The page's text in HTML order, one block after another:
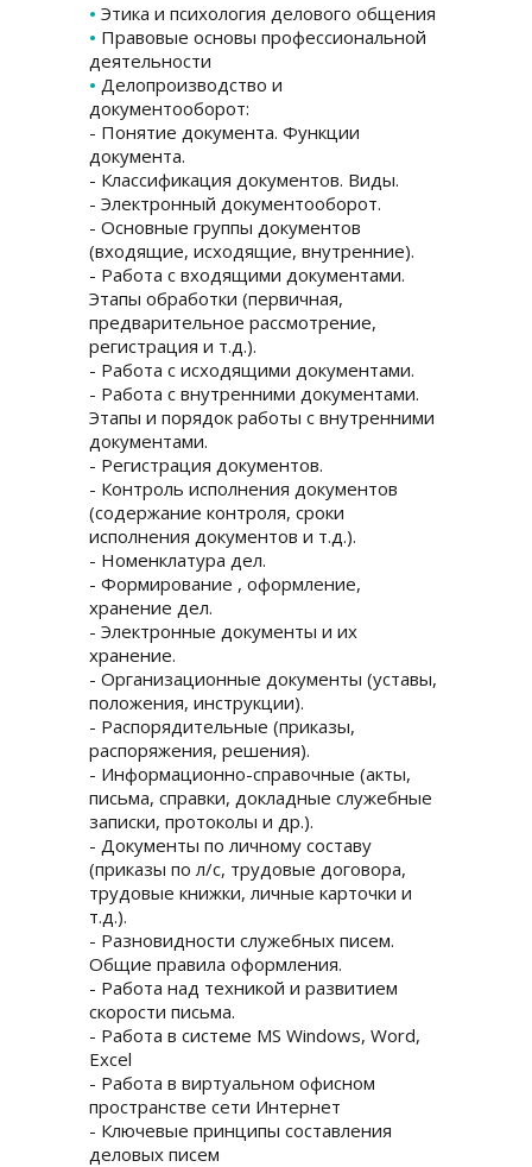
• Этика и психология делового общения
• Правовые основы профессиональной
деятельности
• Делопроизводство и
документооборот:
- Понятие документа. Функции
документа.
- Классификация документов. Виды.
- Электронный документооборот.
- Основные группы документов
(входящие, исходящие, внутренние).
- Работа с входящими документами.
Этапы обработки (первичная,
предварительное рассмотрение,
регистрация и т.д.).
- Работа с исходящими документами.
- Работа с внутренними документами.
Этапы и порядок работы с внутренними
документами.
- Регистрация документов.
- Контроль исполнения документов
(содержание контроля, сроки
исполнения документов и т.д.).
- Номенклатура дел.
- Формирование , оформление,
хранение дел.
- Электронные документы и их
хранение.
- Организационные документы (уставы,
положения, инструкции).
- Распорядительные (приказы,
распоряжения, решения).
- Информационно-справочные (акты,
письма, справки, докладные служебные
записки, протоколы и др.).
- Документы по личному составу
(приказы по л/с, трудовые договора,
трудовые книжки, личные карточки и
т.д.).
- Разновидности служебных писем.
Общие правила оформления.
- Работа над техникой и развитием
скорости письма.
- Работа в системе MS Windows, Word,
Excel
- Работа в виртуальном офисном
пространстве сети Интернет
- Ключевые принципы составления
деловых писем